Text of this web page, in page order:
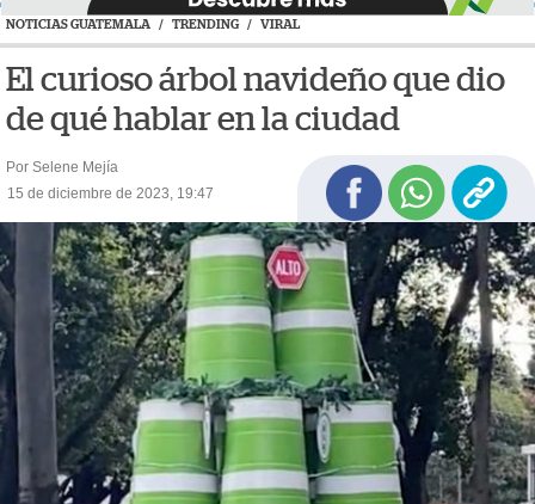
NOTICIAS GUATEMALA / TRENDING / VIRAL
El curioso árbol navideño que dio
de qué hablar en la ciudad
Por Selene Mejía
15 de diciembre de 2023, 19:47